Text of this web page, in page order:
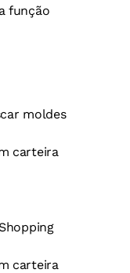
função
moldes
carteira
carteira